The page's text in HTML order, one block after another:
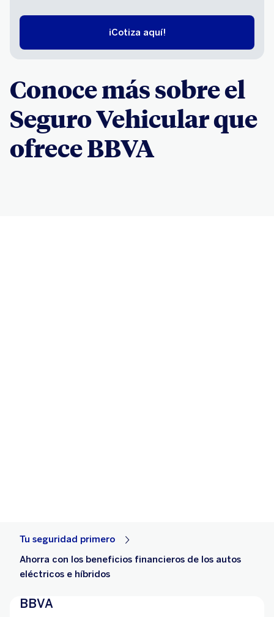
¡Cotiza aquí!
Conoce más sobre el
Seguro Vehicular que
ofrece BBVA
Tu seguridad primero
Ahorra con los beneficios financieros de los autos
eléctricos e híbridos
BBVA